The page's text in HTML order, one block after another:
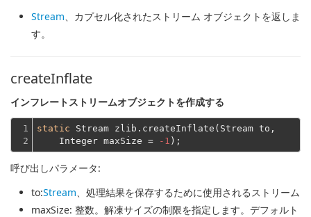
Stream、カプセル化されたストリーム オブジェクトを返しま
す。
createInflate
インフレートストリームオブジェクトを作成する
1
2
static Stream zlib.createInflate(Stream to,
    Integer maxSize =
-1
呼び出しパラメータ:
to:Stream、処理結果を保存するために使用されるストリーム
maxSize: 整数。解凍サイズの制限を指定します。デフォルト